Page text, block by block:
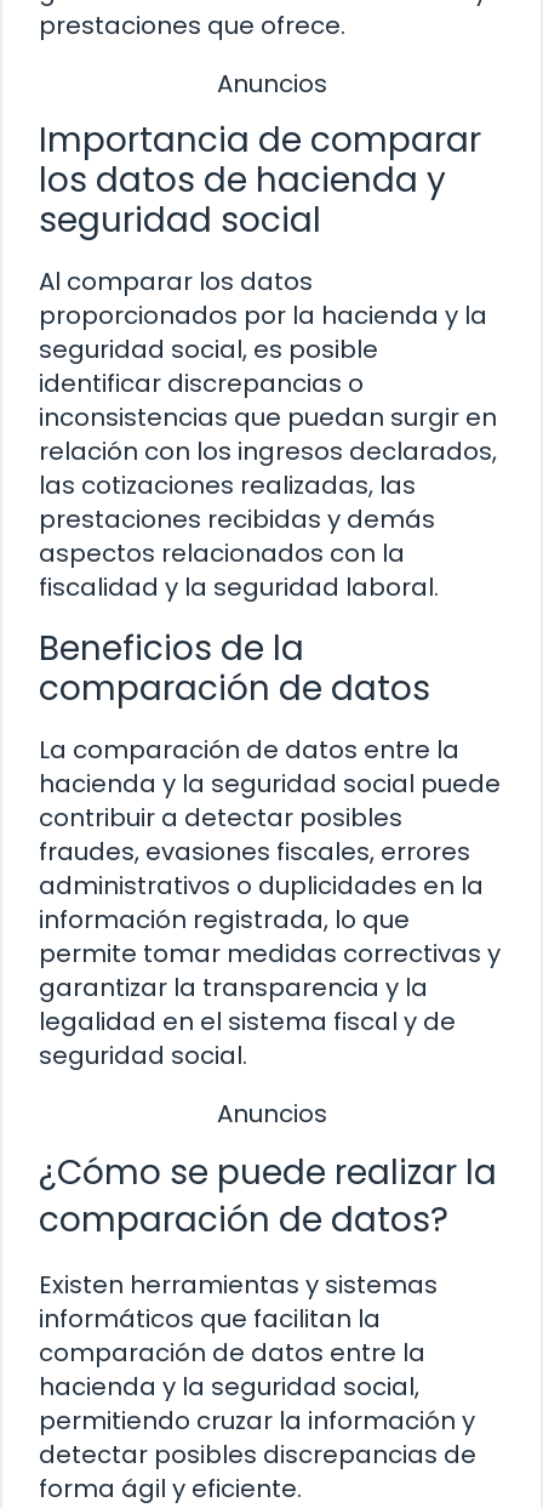
prestaciones que ofrece.
Anuncios
Importancia de comparar
los datos de hacienda y
seguridad social
Al comparar los datos
proporcionados por la hacienda y la
seguridad social, es posible
identificar discrepancias o
inconsistencias que puedan surgir en
relación con los ingresos declarados,
las cotizaciones realizadas, las
prestaciones recibidas y demás
aspectos relacionados con la
fiscalidad y la seguridad laboral.
Beneficios de la
comparación de datos
La comparación de datos entre la
hacienda y la seguridad social puede
contribuir a detectar posibles
fraudes, evasiones fiscales, errores
administrativos o duplicidades en la
información registrada, lo que
permite tomar medidas correctivas y
garantizar la transparencia y la
legalidad en el sistema fiscal y de
seguridad social.
Anuncios
¿Cómo se puede realizar la
comparación de datos?
Existen herramientas y sistemas
informáticos que facilitan la
comparación de datos entre la
hacienda y la seguridad social,
permitiendo cruzar la información y
detectar posibles discrepancias de
forma ágil y eficiente.